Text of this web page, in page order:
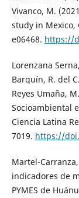
Vivanco, M.
study in Mexico,
e06468. https://
Lorenzana
Barquín, R. del
Reyes Umaña,
Socioambiental
Ciencia Latina
7019. https://
Martel-
indicadores de
PYMES de